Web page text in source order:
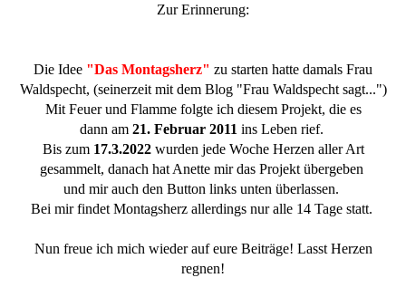
Zur Erinnerung:
Die Idee "Das Montagsherz" zu starten hatte damals Frau
Waldspecht, (seinerzeit mit dem Blog "Frau Waldspecht sagt...")
Mit Feuer und Flamme folgte ich diesem Projekt, die es
dann am 21. Februar 2011 ins Leben rief.
Bis zum 17.3.2022wurden jede Woche Herzen aller Art
gesammelt, danach hat Anette mir das Projekt übergeben
und mir auch den Button links unten überlassen.
Bei mir findet Montagsherz allerdings nur alle 14 Tage statt.
Nun freue ich mich wieder auf eure Beiträge! Lasst Herzen
regnen!